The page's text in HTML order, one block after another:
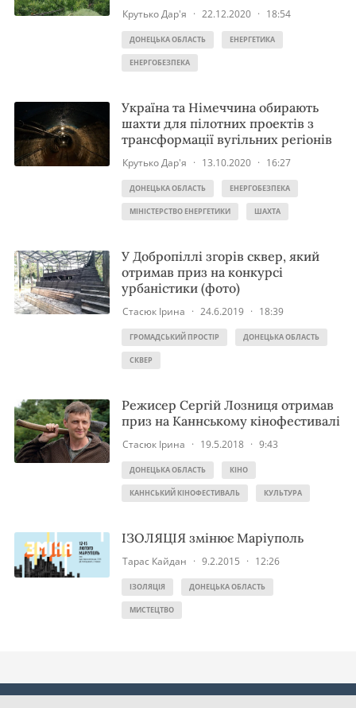
Крутько Дар'я · 22.12.2020 · 18:54
ДОНЕЦЬКА ОБЛАСТЬ ЕНЕРГЕТИКА
ЕНЕРГОБЕЗПЕКА
Україна та Німеччина обирають
шахти для пілотних проектів з
трансформації вугільних регіонів
Крутько Дар'я · 13.10.2020 · 16:27
ДОНЕЦЬКА ОБЛАСТЬ ЕНЕРГОБЕЗПЕКА
МІНІСТЕРСТВО ЕНЕРГЕТИКИ ШАХТА
У Добропіллі згорів сквер, який
отримав приз на конкурсі
урбаністики (фото)
Стасюк Ірина · 24.6.2019 · 18:39
ГРОМАДСЬКИЙ ПРОСТІР ДОНЕЦЬКА ОБЛАСТЬ
СКВЕР
Режисер Сергій Лозниця отримав
приз на Каннському кінофестивалі
Стасюк Ірина · 19.5.2018 · 9:43
ДОНЕЦЬКА ОБЛАСТЬ КІНО
КАННСЬКИЙ КІНОФЕСТИВАЛЬ КУЛЬТУРА
ІЗОЛЯЦІЯ змінює Маріуполь
Тарас Кайдан · 9.2.2015 · 12:26
ІЗОЛЯЦІЯ ДОНЕЦЬКА ОБЛАСТЬ
МИСТЕЦТВО